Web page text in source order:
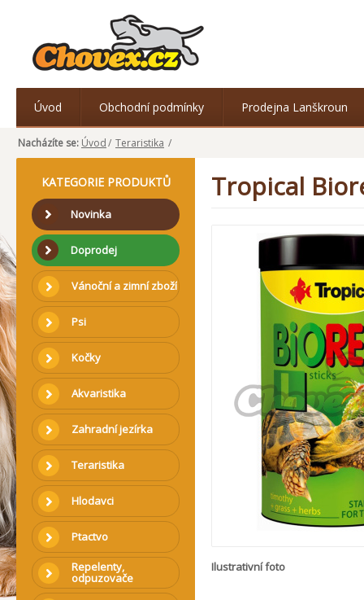
Úvod Obchodní podmínky Prodejna Lanškroun
Nacházíte se: Úvod/ Teraristika /
KATEGORIE PRODUKTŮ
Novinka
Doprodej
Vánoční a zimní zboží
Psi
Kočky
Akvaristika
Zahradní jezírka
Teraristika
Hlodavci
Ptactvo
Repelenty,
odpuzovače
Tropical
Ilustrativní foto